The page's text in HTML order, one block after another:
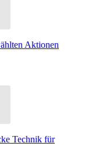
Aktionen
Technik für